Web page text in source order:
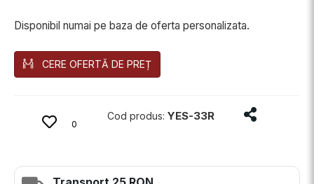
Disponibil numai pe baza de oferta personalizata.
CERE OFERTĂ DE PREȚ
0
Cod produs: YES-33R Distribuie